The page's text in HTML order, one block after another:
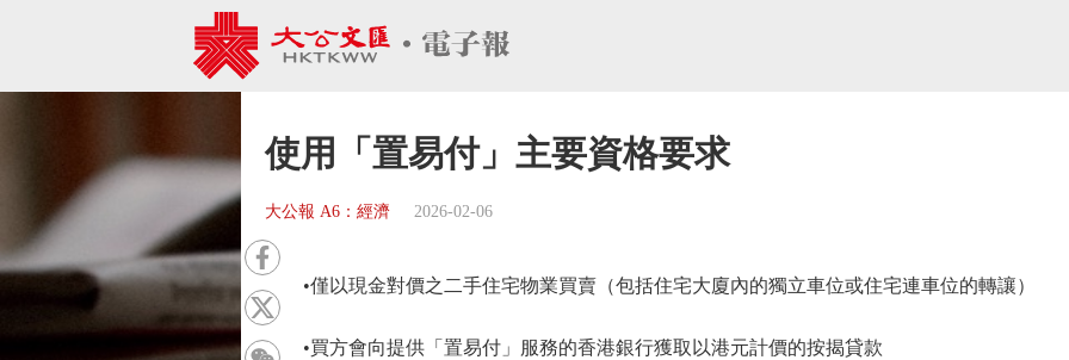
使用「置易付」主要資格要求
大公報 A6：經濟 2026-02-06
•僅以現金對價之二手住宅物業買賣（包括住宅大廈內的獨立車位或住宅連車位的轉讓）
•買方會向提供「置易付」服務的香港銀行獲取以港元計價的按揭貸款